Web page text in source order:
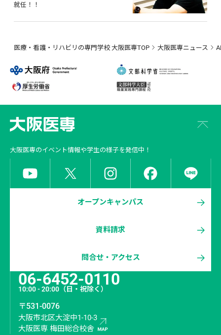
就任！！
医療・看護・リハビリの専門学校 大阪医専TOP 大阪医専ニュース
大阪医専のイベント情報や学生の様子を発信中！
オープンキャンパス
資料請求
問合せ・アクセス
06-6452-0110
10:00 - 20:00 （日・祝除く）
〒531-0076
大阪市北区大淀中1-10-3
大阪医専 梅田総合校舎